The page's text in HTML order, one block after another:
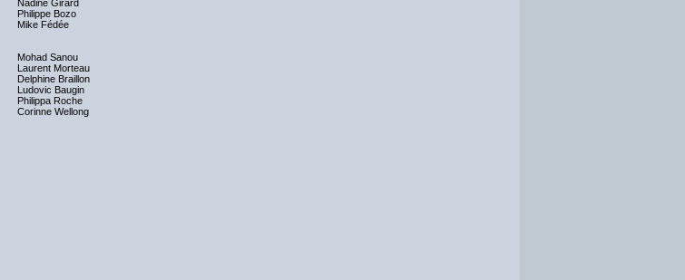
Nadine Girard
Philippe Bozo
Mike Fédée
Mohad Sanou
Laurent Morteau
Delphine Braillon
Ludovic Baugin
Philippa Roche
Corinne Wellong